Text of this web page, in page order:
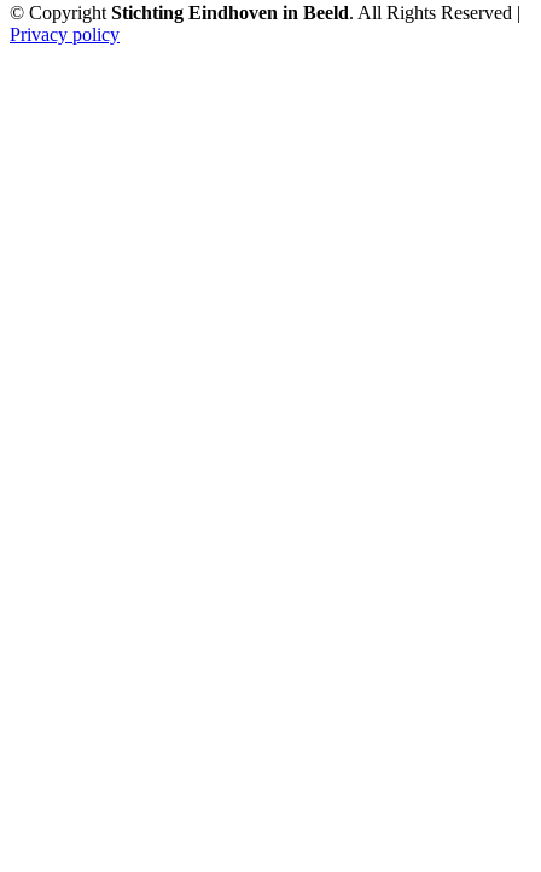
© Copyright Stichting Eindhoven in Beeld. All Rights Reserved |
Privacy policy